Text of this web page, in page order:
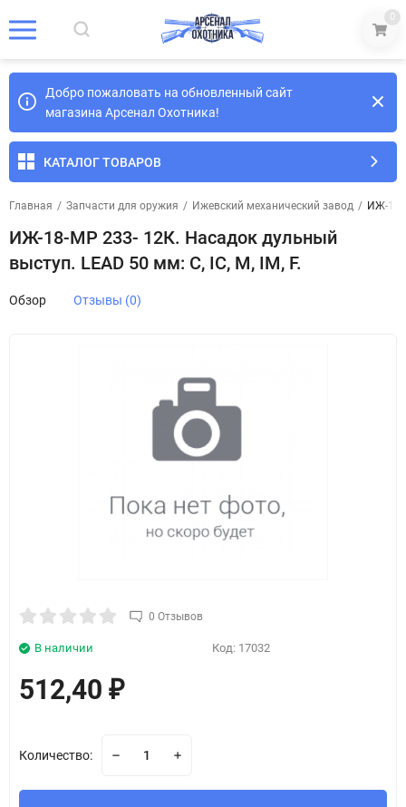
0
Добро пожаловать на обновленный сайт
магазина Арсенал Охотника!
КАТАЛОГ ТОВАРОВ
Главная / Запчасти для оружия / Ижевский механический завод / ИЖ-18-
ИЖ-18-МР 233- 12К. Насадок дульный
выступ. LEAD 50 мм: C, IC, M, IM, F.
Обзор Отзывы (0)
0 Отзывов
Код: 17032
В наличии
512,40 ₽
Количество: